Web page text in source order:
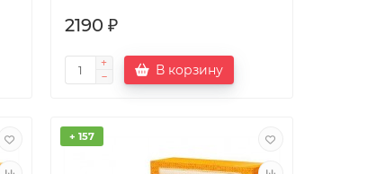
2190 ₽
В корзину
+ 157